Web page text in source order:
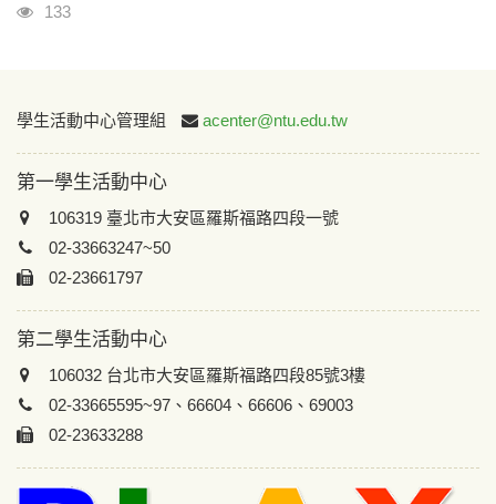
瀏覽人次
133
:::
學生活動中心管理組 acenter@ntu.edu.tw
第一學生活動中心
106319 臺北市大安區羅斯福路四段一號
02-33663247~50
02-23661797
第二學生活動中心
106032 台北市大安區羅斯福路四段85號3樓
02-33665595~97、66604、66606、69003
02-23633288